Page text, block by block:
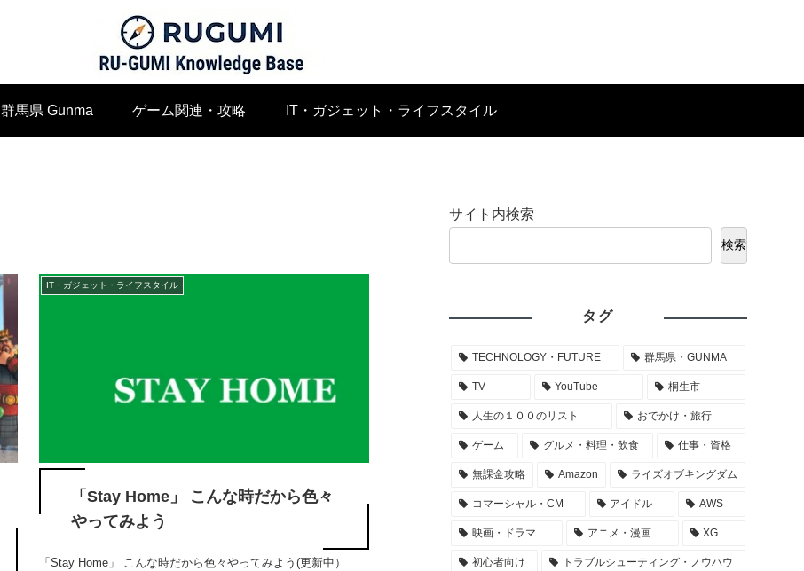
群馬県 Gunma ゲーム関連・攻略 IT・ガジェット・ライフスタイル
IT・ガジェット・ライフスタイル
「Stay Home」 こんな時だから色々
やってみよう
「Stay Home」 こんな時だから色々やってみよう(更新中）
サイト内検索
検索
タグ
TECHNOLOGY・FUTURE 群馬県・GUNMA
TV YouTube 桐生市
人生の１００のリスト おでかけ・旅行
ゲーム グルメ・料理・飲食 仕事・資格
無課金攻略 Amazon ライズオブキングダム
コマーシャル・CM アイドル AWS
映画・ドラマ アニメ・漫画 XG
初心者向け トラブルシューティング・ノウハウ